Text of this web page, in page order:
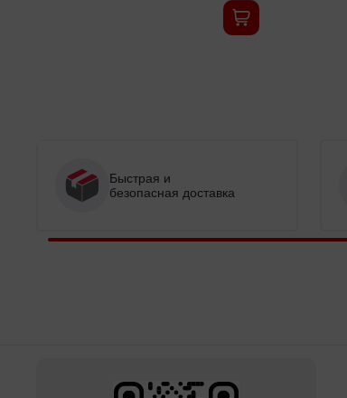
Быстрая и
безопасная доставка